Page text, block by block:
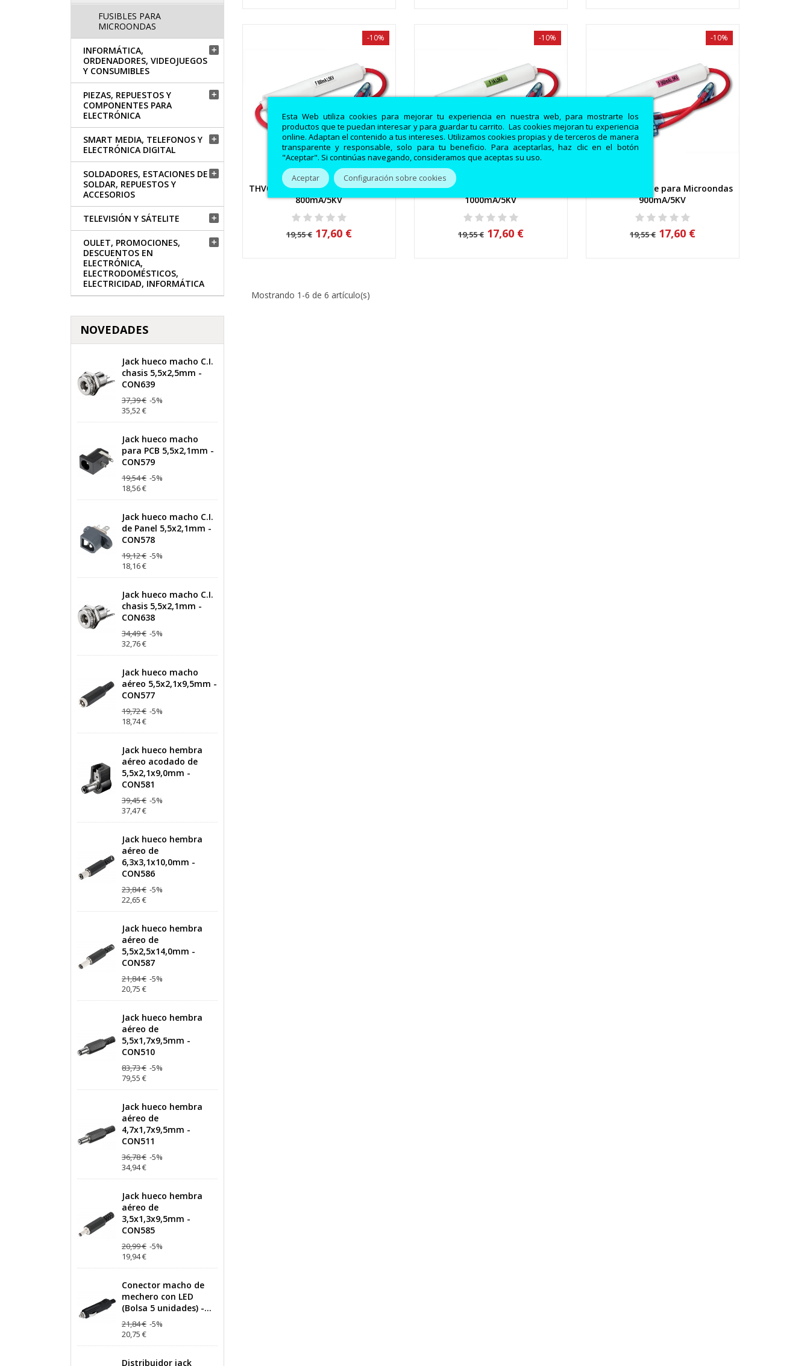
Esta Web utiliza cookies para mejorar tu experiencia en nuestra web, para mostrarte los
productos que te puedan interesar y para guardar tu carrito. Las cookies mejoran tu experiencia
online. Adaptan el contenido a tus intereses. Utilizamos cookies propias y de terceros de manera
transparente y responsable, solo para tu beneficio. Para aceptarlas, haz clic en el botón
"Aceptar". Si continúas navegando, consideramos que aceptas su uso.
Aceptar Configuración sobre cookies
FUSIBLES PARA
MICROONDAS
INFORMÁTICA,
ORDENADORES, VIDEOJUEGOS
Y CONSUMIBLES

PIEZAS, REPUESTOS Y
COMPONENTES PARA
ELECTRÓNICA

SMART MEDIA, TELEFONOS Y
ELECTRÓNICA DIGITAL

SOLDADORES, ESTACIONES DE
SOLDAR, REPUESTOS Y
ACCESORIOS

TELEVISIÓN Y SÁTELITE 
OULET, PROMOCIONES,
DESCUENTOS EN
ELECTRÓNICA,
ELECTRODOMÉSTICOS,
ELECTRICIDAD, INFORMÁTICA

NOVEDADES
Jack hueco macho C.I.
chasis 5,5x2,5mm -
CON639
37,39 € -5%
35,52 €
Jack hueco macho
para PCB 5,5x2,1mm -
CON579
19,54 € -5%
18,56 €
Jack hueco macho C.I.
de Panel 5,5x2,1mm -
CON578
19,12 € -5%
18,16 €
Jack hueco macho C.I.
chasis 5,5x2,1mm -
CON638
34,49 € -5%
32,76 €
Jack hueco macho
aéreo 5,5x2,1x9,5mm -
CON577
19,72 € -5%
18,74 €
Jack hueco hembra
aéreo acodado de
5,5x2,1x9,0mm -
CON581
39,45 € -5%
37,47 €
Jack hueco hembra
aéreo de
6,3x3,1x10,0mm -
CON586
23,84 € -5%
22,65 €
Jack hueco hembra
aéreo de
5,5x2,5x14,0mm -
CON587
21,84 € -5%
20,75 €
Jack hueco hembra
aéreo de
5,5x1,7x9,5mm -
CON510
83,73 € -5%
79,55 €
Jack hueco hembra
aéreo de
4,7x1,7x9,5mm -
CON511
36,78 € -5%
34,94 €
Jack hueco hembra
aéreo de
3,5x1,3x9,5mm -
CON585
20,99 € -5%
19,94 €
Conector macho de
mechero con LED
(Bolsa 5 unidades) -...
21,84 € -5%
20,75 €
Distribuidor jack
Vista rápida
THV0.8A Fusible para Microondas
800mA/5KV
19,55 €
-10%
17,60 €
THV1A Fusible para Microondas
1000mA/5KV
19,55 €
-10%
17,60 €
Vista rápida
THV0.9A Fusible para Microondas
900mA/5KV
19,55 €
-10%
17,60 €
Mostrando 1-6 de 6 artículo(s)